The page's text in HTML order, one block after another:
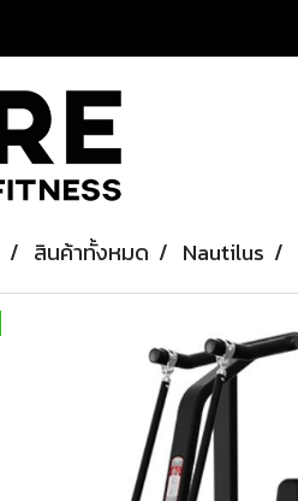
สินค้าทั้งหมด Nautilus